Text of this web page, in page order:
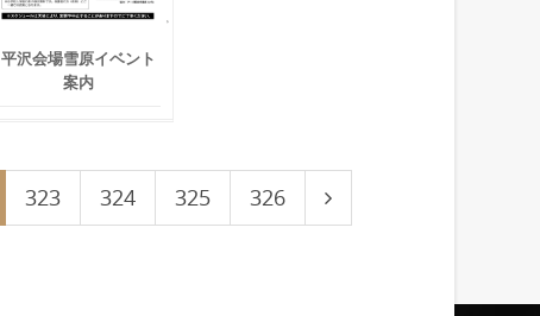
平沢会場雪原イベント
案内
323 324 325 326